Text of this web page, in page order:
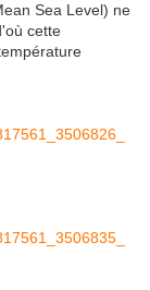
Sea Level) ne
cette